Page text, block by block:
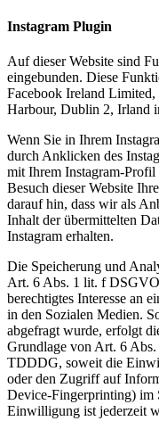
Instagram Plugin
Auf dieser Website sind
eingebunden. Diese
Facebook Ireland Limited,
Harbour, Dublin 2, Irland
Wenn Sie in Ihrem
durch Anklicken des
mit Ihrem Instagram-
Besuch dieser Website
darauf hin, dass wir als
Inhalt der übermittelten
Instagram erhalten.
Die Speicherung und
Art. 6 Abs. 1 lit. f
berechtigtes Interesse an
in den Sozialen Medien.
abgefragt wurde, erfolgt
Grundlage von Art. 6
TDDDG, soweit die
oder den Zugriff auf
Device-Fingerprinting) im
Einwilligung ist jederzeit